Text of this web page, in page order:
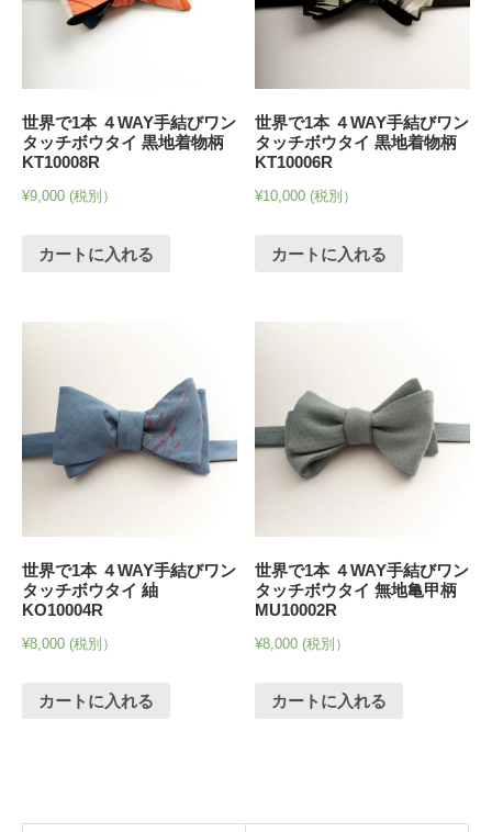
世界で1本 ４WAY手結びワン
タッチボウタイ 黒地着物柄
KT10008R
¥9,000 (税別）
カートに入れる
世界で1本 ４WAY手結びワン
タッチボウタイ 黒地着物柄
KT10006R
¥10,000 (税別）
カートに入れる
世界で1本 ４WAY手結びワン
タッチボウタイ 紬
KO10004R
¥8,000 (税別）
カートに入れる
世界で1本 ４WAY手結びワン
タッチボウタイ 無地亀甲柄
MU10002R
¥8,000 (税別）
カートに入れる